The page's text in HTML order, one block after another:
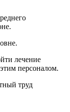
лечение
персоналом.
труд